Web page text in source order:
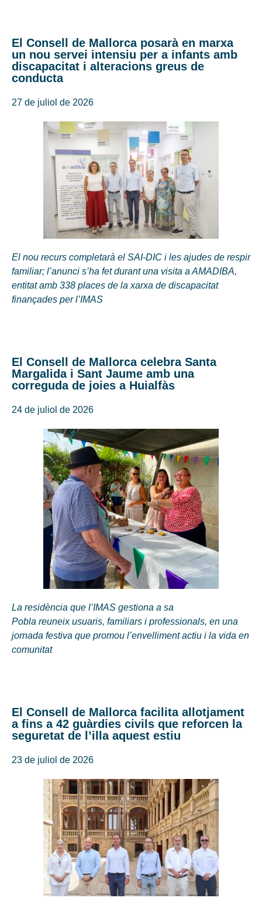
El Consell de Mallorca posarà en marxa
un nou servei intensiu per a infants amb
discapacitat i alteracions greus de
conducta
27 de juliol de 2026
El nou recurs completarà el SAI-DIC i les ajudes de respir
familiar; l’anunci s’ha fet durant una visita a AMADIBA,
entitat amb 338 places de la xarxa de discapacitat
finançades per l’IMAS
El Consell de Mallorca celebra Santa
Margalida i Sant Jaume amb una
correguda de joies a Huialfàs
24 de juliol de 2026
La residència que l’IMAS gestiona a sa
Pobla reuneix usuaris, familiars i professionals, en una
jornada festiva que promou l’envelliment actiu i la vida en
comunitat
El Consell de Mallorca facilita allotjament
a fins a 42 guàrdies civils que reforcen la
seguretat de l’illa aquest estiu
23 de juliol de 2026